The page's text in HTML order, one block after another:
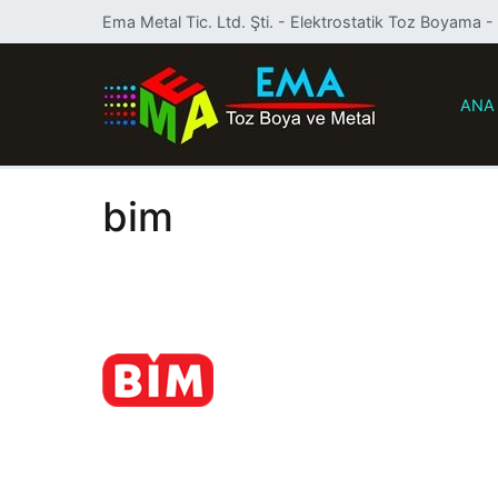
geç
Ema Metal Tic. Ltd. Şti. - Elektrostatik Toz Boyama
Ema
ANA
bim